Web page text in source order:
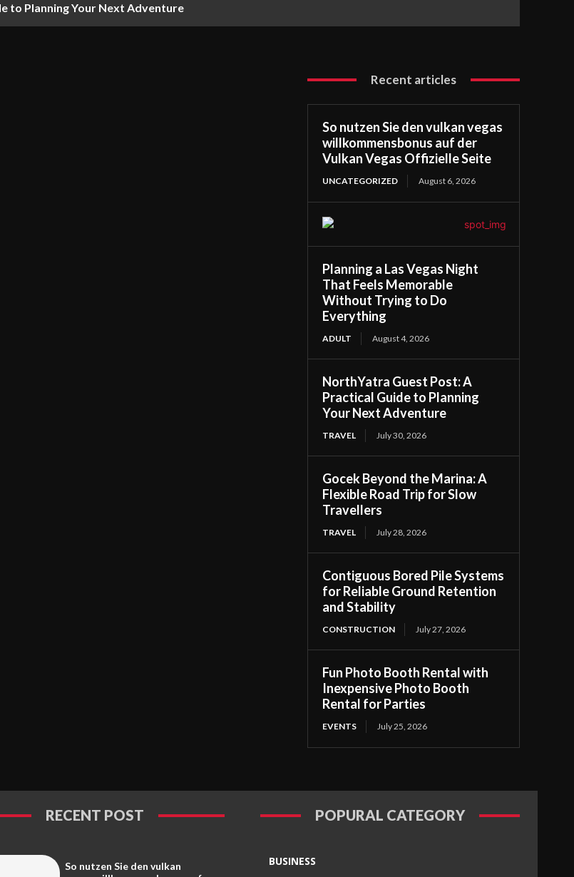
to Planning Your Next Adventure
Recent articles
So nutzen Sie den vulkan vegas
willkommensbonus auf der
Vulkan Vegas Offizielle Seite
UNCATEGORIZED August 6, 2026
Planning a Las Vegas Night
That Feels Memorable
Without Trying to Do
Everything
ADULT August 4, 2026
NorthYatra Guest Post: A
Practical Guide to Planning
Your Next Adventure
TRAVEL July 30, 2026
Gocek Beyond the Marina: A
Flexible Road Trip for Slow
Travellers
TRAVEL July 28, 2026
Contiguous Bored Pile Systems
for Reliable Ground Retention
and Stability
CONSTRUCTION July 27, 2026
Fun Photo Booth Rental with
Inexpensive Photo Booth
Rental for Parties
EVENTS July 25, 2026
RECENT POST
So nutzen Sie den vulkan
POPURAL CATEGORY
BUSINESS